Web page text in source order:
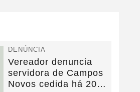
DENÚNCIA
Vereador denuncia
servidora de Campos
Novos cedida há 20